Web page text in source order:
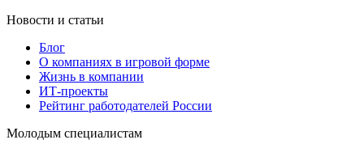
Новости и статьи
Блог
О компаниях в игровой форме
Жизнь в компании
ИТ-проекты
Рейтинг работодателей России
Молодым специалистам